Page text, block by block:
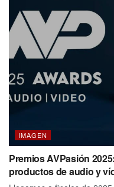
IMAGEN
Premios AVPasión
productos de audio y